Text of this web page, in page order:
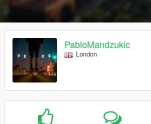
PabloMandzukic
London